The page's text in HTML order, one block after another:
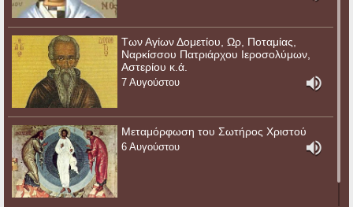
Των Αγίων Δομετίου, Ωρ, Ποταμίας,
Ναρκίσσου Πατριάρχου Ιεροσολύμων,
Αστερίου κ.ά.
7 Αυγούστου
Μεταμόρφωση του Σωτήρος Χριστού
6 Αυγούστου